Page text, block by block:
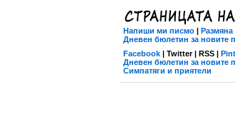
Напиши ми писмо | Размяна
Дневен бюлетин за новите
Facebook | Twitter | RSS |
Дневен бюлетин за новите
Симпатяги и приятели